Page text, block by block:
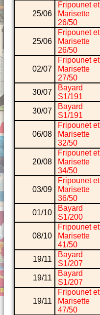
25/06
Fripounet et
Marisette
26/50
25/06
Fripounet et
Marisette
26/50
02/07
Fripounet et
Marisette
27/50
30/07
Bayard
S1/191
30/07
Bayard
S1/191
06/08
Fripounet et
Marisette
32/50
20/08
Fripounet et
Marisette
34/50
03/09
Fripounet et
Marisette
36/50
01/10
Bayard
S1/200
08/10
Fripounet et
Marisette
41/50
19/11
Bayard
S1/207
19/11
Bayard
S1/207
19/11
Fripounet et
Marisette
47/50